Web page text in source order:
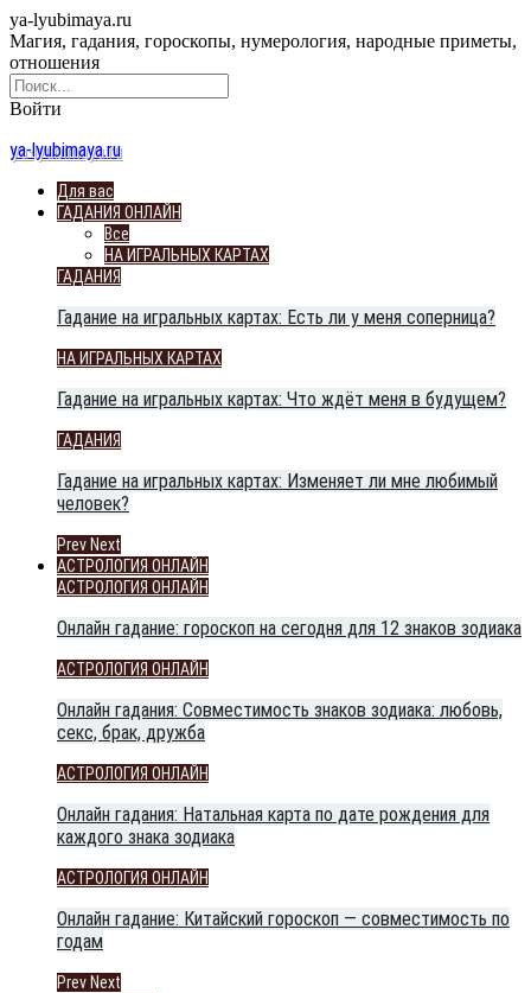
ya-lyubimaya.ru
Магия, гадания, гороскопы, нумерология, народные приметы,
отношения
Войти
ya-lyubimaya.ru
Для вас
ГАДАНИЯ ОНЛАЙН
Все
НА ИГРАЛЬНЫХ КАРТАХ
ГАДАНИЯ
Гадание на игральных картах: Есть ли у меня соперница?
НА ИГРАЛЬНЫХ КАРТАХ
Гадание на игральных картах: Что ждёт меня в будущем?
ГАДАНИЯ
Гадание на игральных картах: Изменяет ли мне любимый
человек?
Prev Next
АСТРОЛОГИЯ ОНЛАЙН
АСТРОЛОГИЯ ОНЛАЙН
Онлайн гадание: гороскоп на сегодня для 12 знаков зодиака
АСТРОЛОГИЯ ОНЛАЙН
Онлайн гадания: Совместимость знаков зодиака: любовь,
секс, брак, дружба
АСТРОЛОГИЯ ОНЛАЙН
Онлайн гадания: Натальная карта по дате рождения для
каждого знака зодиака
АСТРОЛОГИЯ ОНЛАЙН
Онлайн гадание: Китайский гороскоп — совместимость по
годам
Prev Next